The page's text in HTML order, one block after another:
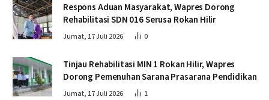
Respons Aduan Masyarakat, Wapres Dorong
Rehabilitasi SDN 016 Serusa Rokan Hilir
Jumat, 17 Juli 2026 0
Tinjau Rehabilitasi MIN 1 Rokan Hilir, Wapres
Dorong Pemenuhan Sarana Prasarana Pendidikan
Jumat, 17 Juli 2026 1